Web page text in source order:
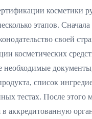
косметики
этапов.
своей
косметических
необходимые
список
тестах. После этого
в аккредитованную